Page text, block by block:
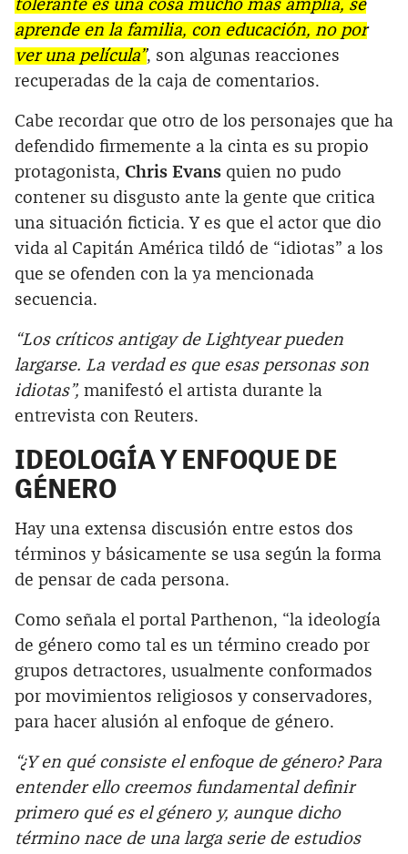
tolerante es una cosa mucho más amplia, se
aprende en la familia, con educación, no por
ver una película”, son algunas reacciones
recuperadas de la caja de comentarios.
Cabe recordar que otro de los personajes que ha
defendido firmemente a la cinta es su propio
protagonista, Chris Evans quien no pudo
contener su disgusto ante la gente que critica
una situación ficticia. Y es que el actor que dio
vida al Capitán América tildó de “idiotas” a los
que se ofenden con la ya mencionada
secuencia.
“Los críticos antigay de Lightyear pueden
largarse. La verdad es que esas personas son
idiotas”, manifestó el artista durante la
entrevista con Reuters.
IDEOLOGÍA Y ENFOQUE DE
GÉNERO
Hay una extensa discusión entre estos dos
términos y básicamente se usa según la forma
de pensar de cada persona.
Como señala el portal Parthenon, “la ideología
de género como tal es un término creado por
grupos detractores, usualmente conformados
por movimientos religiosos y conservadores,
para hacer alusión al enfoque de género.
“¿Y en qué consiste el enfoque de género? Para
entender ello creemos fundamental definir
primero qué es el género y, aunque dicho
término nace de una larga serie de estudios